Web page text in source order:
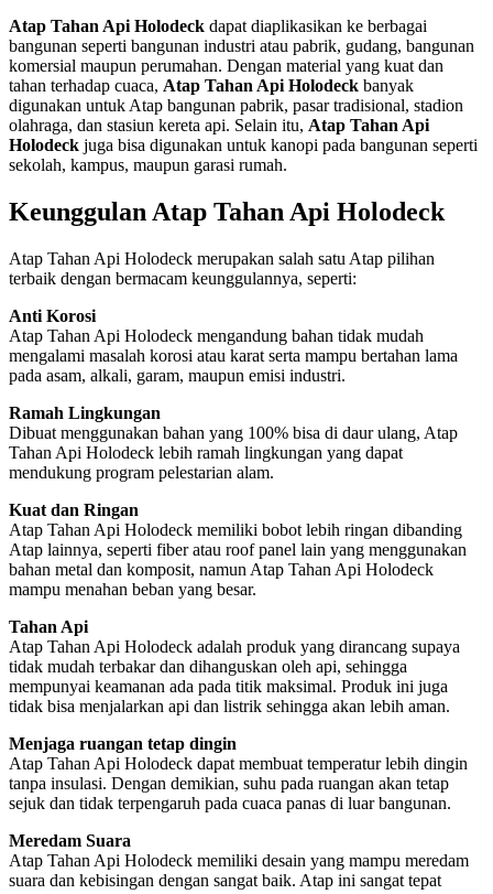
Atap Tahan Api Holodeck dapat diaplikasikan ke berbagai
bangunan seperti bangunan industri atau pabrik, gudang, bangunan
komersial maupun perumahan. Dengan material yang kuat dan
tahan terhadap cuaca, Atap Tahan Api Holodeck banyak
digunakan untuk Atap bangunan pabrik, pasar tradisional, stadion
olahraga, dan stasiun kereta api. Selain itu, Atap Tahan Api
Holodeck juga bisa digunakan untuk kanopi pada bangunan seperti
sekolah, kampus, maupun garasi rumah.
Keunggulan Atap Tahan Api Holodeck
Atap Tahan Api Holodeck merupakan salah satu Atap pilihan
terbaik dengan bermacam keunggulannya, seperti:
Anti Korosi
Atap Tahan Api Holodeck mengandung bahan tidak mudah
mengalami masalah korosi atau karat serta mampu bertahan lama
pada asam, alkali, garam, maupun emisi industri.
Ramah Lingkungan
Dibuat menggunakan bahan yang 100% bisa di daur ulang, Atap
Tahan Api Holodeck lebih ramah lingkungan yang dapat
mendukung program pelestarian alam.
Kuat dan Ringan
Atap Tahan Api Holodeck memiliki bobot lebih ringan dibanding
Atap lainnya, seperti fiber atau roof panel lain yang menggunakan
bahan metal dan komposit, namun Atap Tahan Api Holodeck
mampu menahan beban yang besar.
Tahan Api
Atap Tahan Api Holodeck adalah produk yang dirancang supaya
tidak mudah terbakar dan dihanguskan oleh api, sehingga
mempunyai keamanan ada pada titik maksimal. Produk ini juga
tidak bisa menjalarkan api dan listrik sehingga akan lebih aman.
Menjaga ruangan tetap dingin
Atap Tahan Api Holodeck dapat membuat temperatur lebih dingin
tanpa insulasi. Dengan demikian, suhu pada ruangan akan tetap
sejuk dan tidak terpengaruh pada cuaca panas di luar bangunan.
Meredam Suara
Atap Tahan Api Holodeck memiliki desain yang mampu meredam
suara dan kebisingan dengan sangat baik. Atap ini sangat tepat